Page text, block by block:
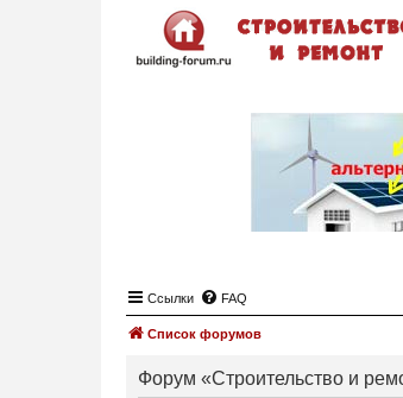
Ссылки FAQ
Список форумов
Форум «Строительство и